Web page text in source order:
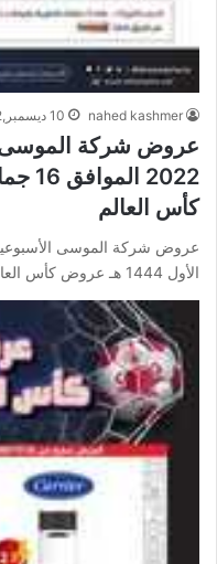
nahed kashmer 10 ديسمبر,2022
كأس العالم
الأول 1444 هـ عروض كأس العالم عروض شركة الموسى الأسبوعية…